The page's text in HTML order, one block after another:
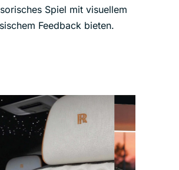
Spiel mit visuellem
Feedback bieten.